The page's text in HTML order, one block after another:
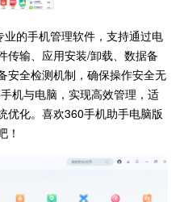
的手机管理软件，支持通过电
传输、应用安装/卸载、数据备
安全检测机制，确保操作安全无
机与电脑，实现高效管理，适
优化。喜欢360手机助手电脑版
！